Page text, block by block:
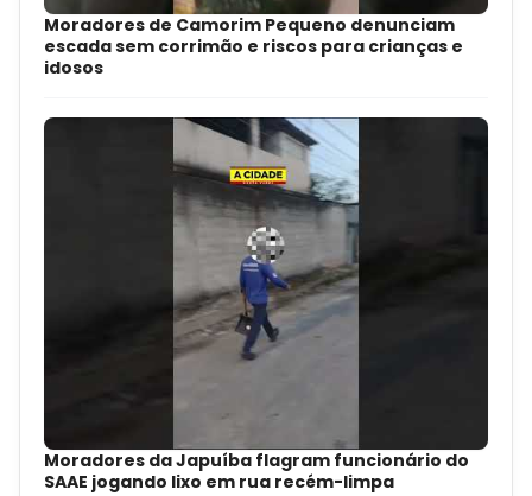
Moradores de Camorim Pequeno denunciam
escada sem corrimão e riscos para crianças e
idosos
Moradores da Japuíba flagram funcionário do
SAAE jogando lixo em rua recém-limpa